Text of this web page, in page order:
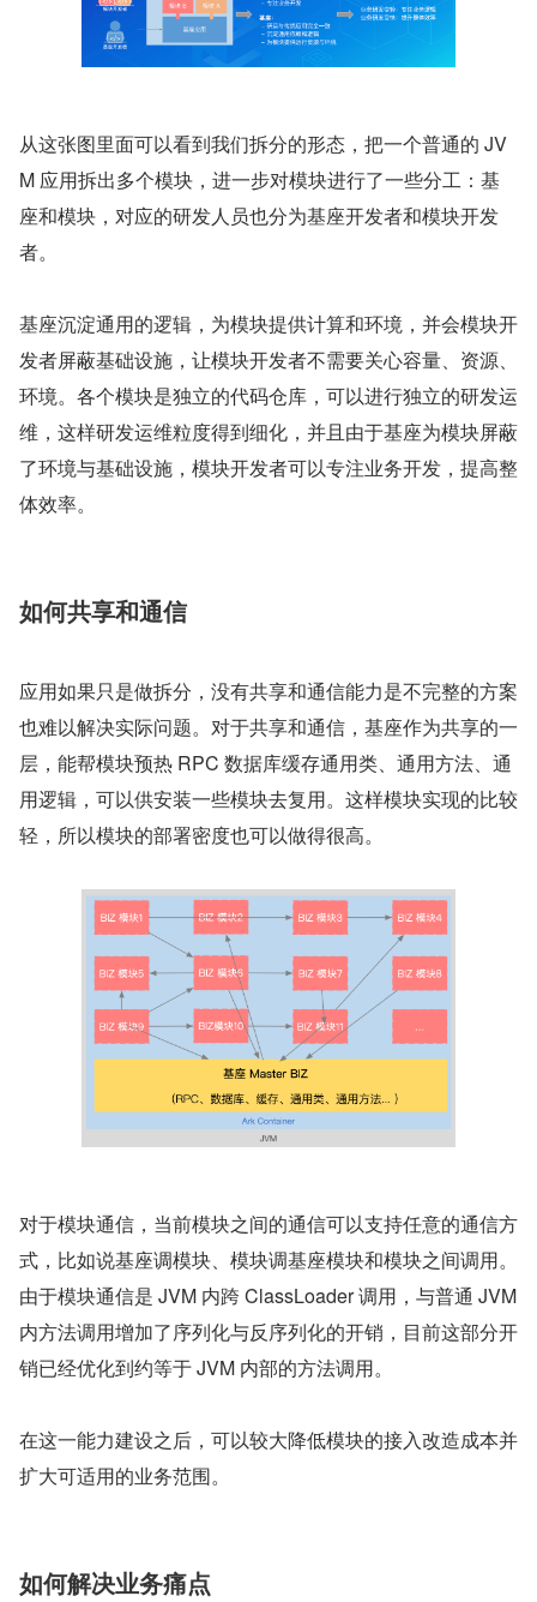
从这张图里面可以看到我们拆分的形态，把一个普通的 JV
M 应用拆出多个模块，进一步对模块进行了一些分工：基
座和模块，对应的研发人员也分为基座开发者和模块开发
者。
基座沉淀通用的逻辑，为模块提供计算和环境，并会模块开
发者屏蔽基础设施，让模块开发者不需要关心容量、资源、
环境。各个模块是独立的代码仓库，可以进行独立的研发运
维，这样研发运维粒度得到细化，并且由于基座为模块屏蔽
了环境与基础设施，模块开发者可以专注业务开发，提高整
体效率。
如何共享和通信
应用如果只是做拆分，没有共享和通信能力是不完整的方案
也难以解决实际问题。对于共享和通信，基座作为共享的一
层，能帮模块预热 RPC 数据库缓存通用类、通用方法、通
用逻辑，可以供安装一些模块去复用。这样模块实现的比较
轻，所以模块的部署密度也可以做得很高。
对于模块通信，当前模块之间的通信可以支持任意的通信方
式，比如说基座调模块、模块调基座模块和模块之间调用。
由于模块通信是 JVM 内跨 ClassLoader 调用，与普通 JVM
内方法调用增加了序列化与反序列化的开销，目前这部分开
销已经优化到约等于 JVM 内部的方法调用。
在这一能力建设之后，可以较大降低模块的接入改造成本并
扩大可适用的业务范围。
如何解决业务痛点